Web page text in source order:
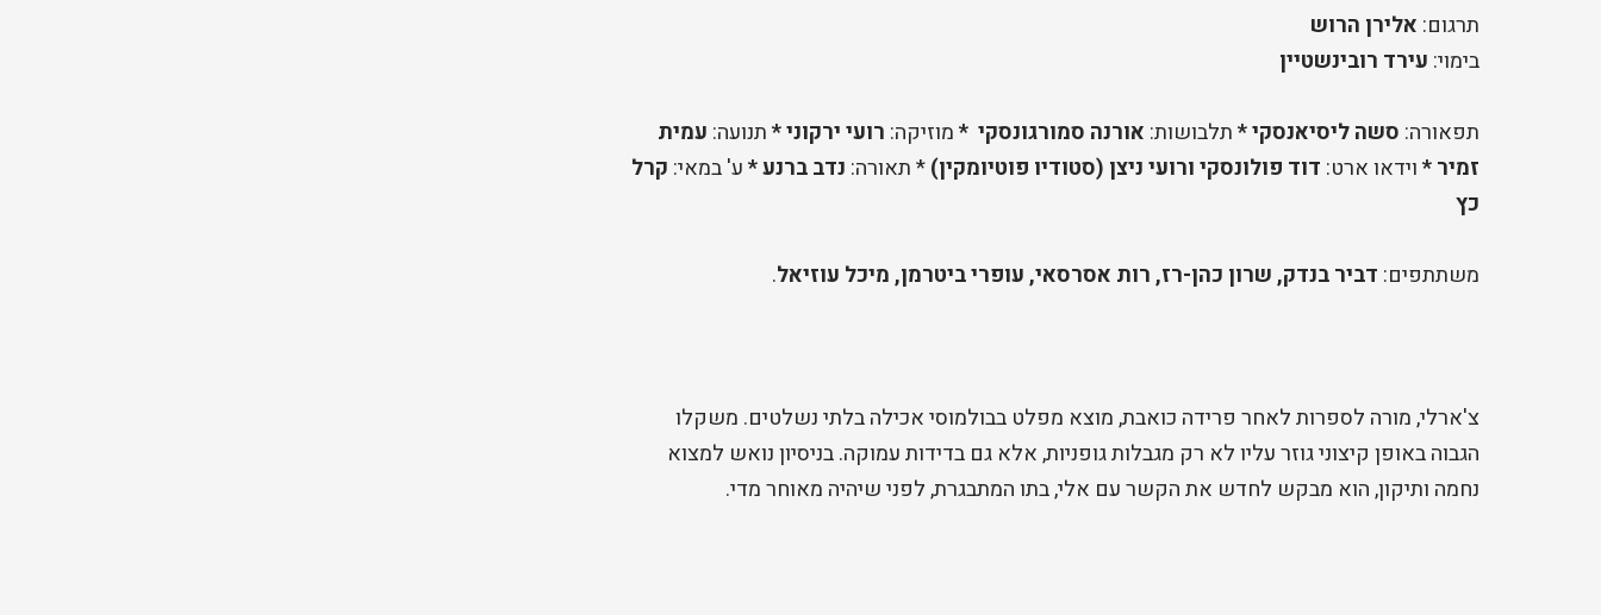
תרגום: אלירן הרוש
בימוי: עירד רובינשטיין
תפאורה: סשה ליסיאנסקי *תלבושות: אורנה סמורגונסקי *מוזיקה: רועי ירקוני *תנועה: עמית
זמיר *וידאו ארט: דוד פולונסקי ורועי ניצן (סטודיו פוטיומקין)* תאורה: נדב ברנע *ע' במאי: קרל
כץ
משתתפים: דביר בנדק, שרון כהן-רז, רות אסרסאי, עופרי ביטרמן, מיכל עוזיאל.
צ'ארלי, מורה לספרות לאחר פרידה כואבת, מוצא מפלט בבולמוסי אכילה בלתי נשלטים. משקלו
הגבוה באופן קיצוני גוזר עליו לא רק מגבלות גופניות, אלא גם בדידות עמוקה. בניסיון נואש למצוא
נחמה ותיקון, הוא מבקש לחדש את הקשר עם אלי, בתו המתבגרת, לפני שיהיה מאוחר מדי.